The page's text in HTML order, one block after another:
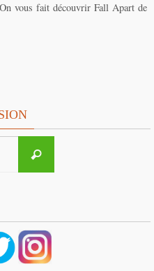
vous fait découvrir Fall Apart de
Recherche